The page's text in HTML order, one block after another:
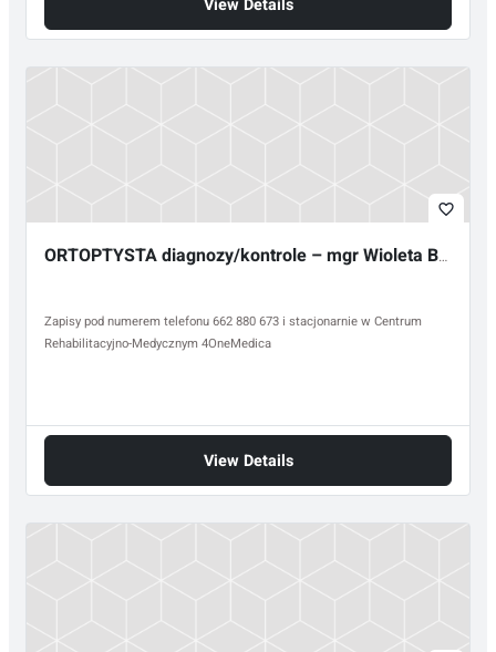
View Details
favorite_border
ORTOPTYSTA diagnozy/kontrole – mgr Wioleta Bogusławska
Zapisy pod numerem telefonu 662 880 673 i stacjonarnie w Centrum
Rehabilitacyjno-Medycznym 4OneMedica
View Details